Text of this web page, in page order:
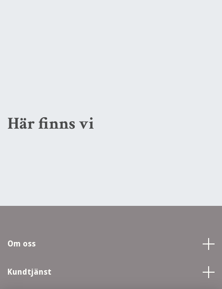
Här finns vi
Om oss
Kundtjänst